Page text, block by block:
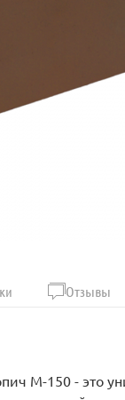
Отзывы
М-150 - это